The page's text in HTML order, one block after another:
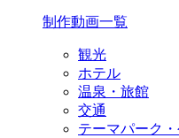
制作動画一覧
観光
ホテル
温泉・旅館
交通
テーマパーク・